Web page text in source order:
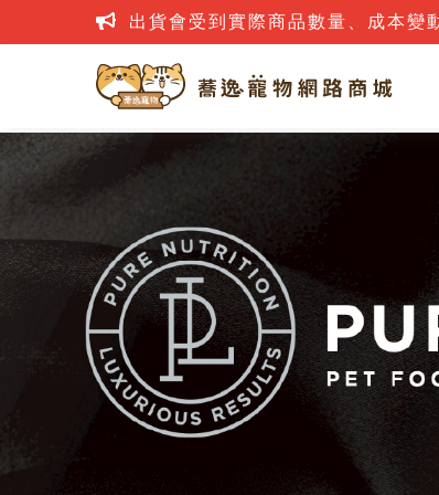
出貨會受到實際商品數量、成本變